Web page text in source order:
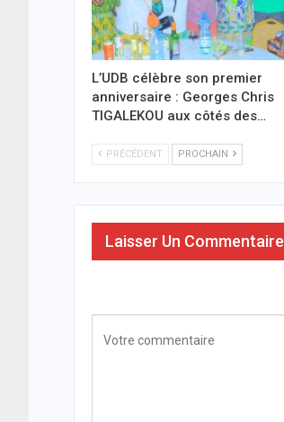
L’UDB célèbre son premier
anniversaire : Georges Chris
TIGALEKOU aux côtés des…
PRÉCÉDENT PROCHAIN
Laisser Un Commentaire